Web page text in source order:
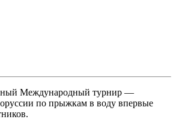
Международный турнир —
по прыжкам в воду впервые